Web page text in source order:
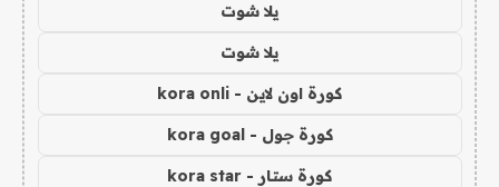
يلا شوت
يلا شوت
كورة اون لاين - kora onli
كورة جول - kora goal
كورة ستار - kora star